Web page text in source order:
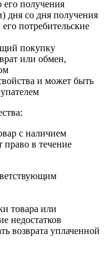
получения
дня со дня получения
потребительские
покупку
или обмен,
и может быть
с наличием
право в течение
товара или
недостатков
возврата уплаченной